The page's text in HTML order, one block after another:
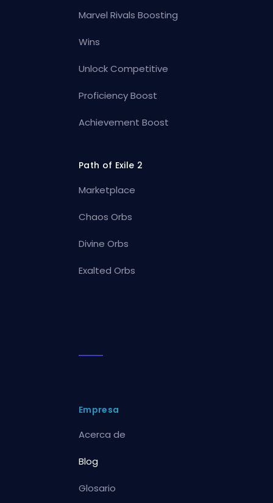
Marvel Rivals Boosting
Wins
Unlock Competitive
Proficiency Boost
Achievement Boost
Path of Exile 2
Marketplace
Chaos Orbs
Divine Orbs
Exalted Orbs
Empresa
Acerca de
Blog
Glosario